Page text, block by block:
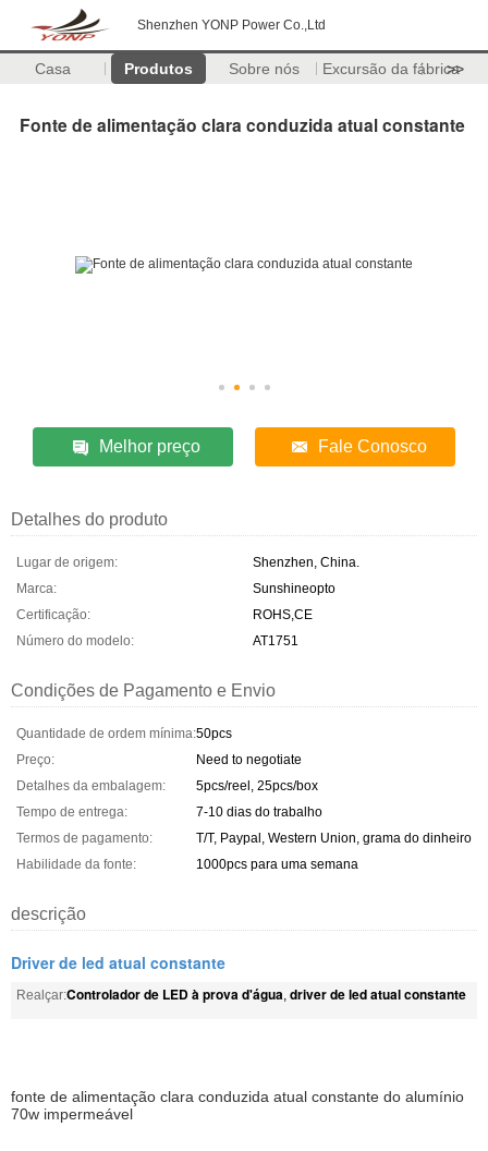
Shenzhen YONP Power Co.,Ltd
Casa Produtos Sobre nós Excursão da fábrica
>>
Fonte de alimentação clara conduzida atual constante
Melhor preço Fale Conosco
Detalhes do produto
Lugar de origem:
Shenzhen, China.
Marca:
Sunshineopto
Certificação:
ROHS,CE
Número do modelo:
AT1751
Condições de Pagamento e Envio
Quantidade de ordem mínima:50pcs
Preço:
Need to negotiate
Detalhes da embalagem:
5pcs/reel, 25pcs/box
Tempo de entrega:
7-10 dias do trabalho
Termos de pagamento:
T/T, Paypal, Western Union, grama do dinheiro
Habilidade da fonte:
1000pcs para uma semana
descrição
Driver de led atual constante
Realçar:Controlador de LED à prova d'água, driver de led atual constante
fonte de alimentação clara conduzida atual constante do alumínio
70w impermeável